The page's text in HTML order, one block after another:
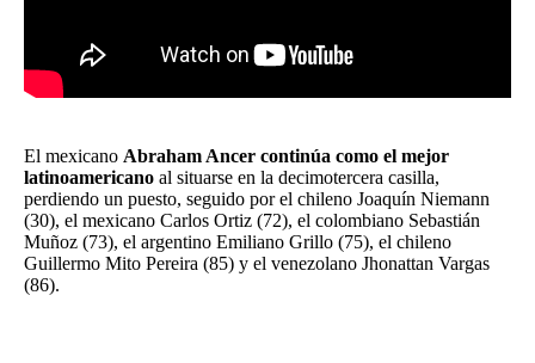
El mexicano Abraham Ancer continúa como el mejor
latinoamericano al situarse en la decimotercera casilla,
perdiendo un puesto, seguido por el chileno Joaquín Niemann
(30), el mexicano Carlos Ortiz (72), el colombiano Sebastián
Muñoz (73), el argentino Emiliano Grillo (75), el chileno
Guillermo Mito Pereira (85) y el venezolano Jhonattan Vargas
(86).